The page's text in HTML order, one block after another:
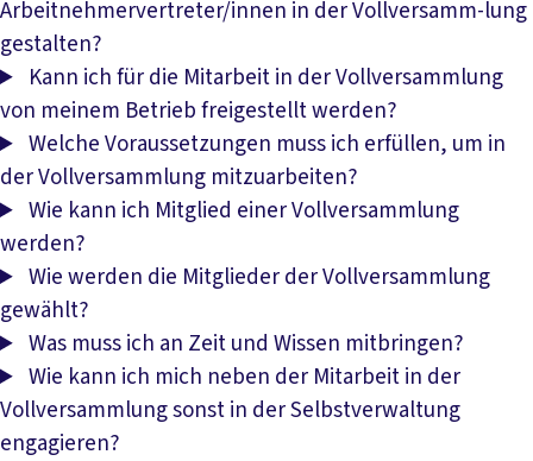
Arbeitnehmervertreter/innen in der Vollversamm-lung
gestalten?
Kann ich für die Mitarbeit in der Vollversammlung
von meinem Betrieb freigestellt werden?
Welche Voraussetzungen muss ich erfüllen, um in
der Vollversammlung mitzuarbeiten?
Wie kann ich Mitglied einer Vollversammlung
werden?
Wie werden die Mitglieder der Vollversammlung
gewählt?
Was muss ich an Zeit und Wissen mitbringen?
Wie kann ich mich neben der Mitarbeit in der
Vollversammlung sonst in der Selbstverwaltung
engagieren?